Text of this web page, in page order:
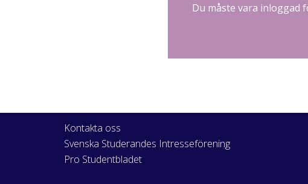
Du måste vara inloggad
Kontakta oss
Svenska Studerandes Intresseförening
Pro Studentbladet